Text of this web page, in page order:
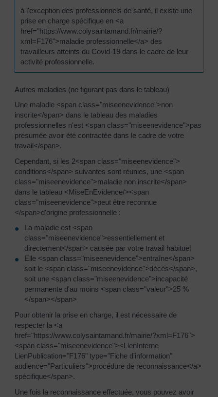
à l'exception des professionnels de santé, il existe une
prise en charge spécifique en <a
href="https://www.colysaintamand.fr/mairie/?
xml=F176">maladie professionnelle</a> des
travailleurs atteints du Covid-19 dans le cadre de leur
activité professionnelle.
Autres maladies (ne figurant pas dans le tableau)
Une maladie <span class="miseenevidence">non
inscrite</span> dans le tableau des maladies
professionnelles n'est <span class="miseenevidence">pas
présumée avoir été contractée dans le cadre de votre
travail</span>.
Cependant, si les 2<span class="miseenevidence">
conditions</span> suivantes sont réunies, une <span
class="miseenevidence">maladie non inscrite</span>
dans le tableau <MiseEnEvidence/><span
class="miseenevidence">peut être reconnue
</span>d'origine professionnelle :
La maladie est <span
class="miseenevidence">essentiellement et
directement</span> causée par votre travail habituel
Elle <span class="miseenevidence">entraîne</span>
soit le <span class="miseenevidence">décès</span>,
soit une <span class="miseenevidence">incapacité
permanente d'au moins <span class="valeur">25 %
</span></span>
Pour obtenir la prise en charge, il est nécessaire de
respecter la <a
href="https://www.colysaintamand.fr/mairie/?xml=F176">
<span class="miseenevidence"><LienInterne
LienPublication="F176" type="Fiche d'information"
audience="Particuliers">procédure de reconnaissance</a>
spécifique</span>.
Une fois la reconnaissance effectuée, vous pouvez avoir